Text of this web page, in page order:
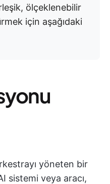
ölçeklenebilir
için aşağıdaki
yöneten bir
sistemi veya aracı,